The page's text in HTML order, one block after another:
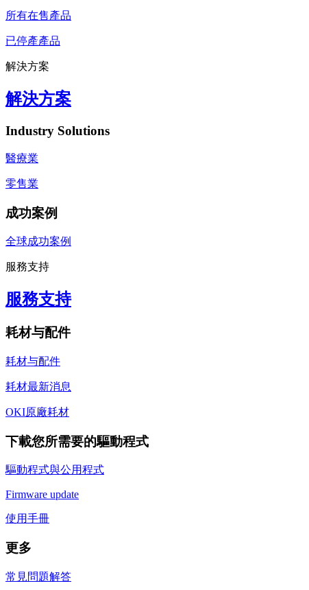
所有在售產品
已停產產品
解決方案
解決方案
Industry Solutions
醫療業
零售業
成功案例
全球成功案例
服務支持
服務支持
耗材与配件
耗材与配件
耗材最新消息
OKI原廠耗材
下載您所需要的驅動程式
驅動程式與公用程式
Firmware update
使用手冊
更多
常見問題解答